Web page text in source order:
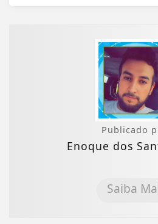
Publicado
Enoque dos
Saiba